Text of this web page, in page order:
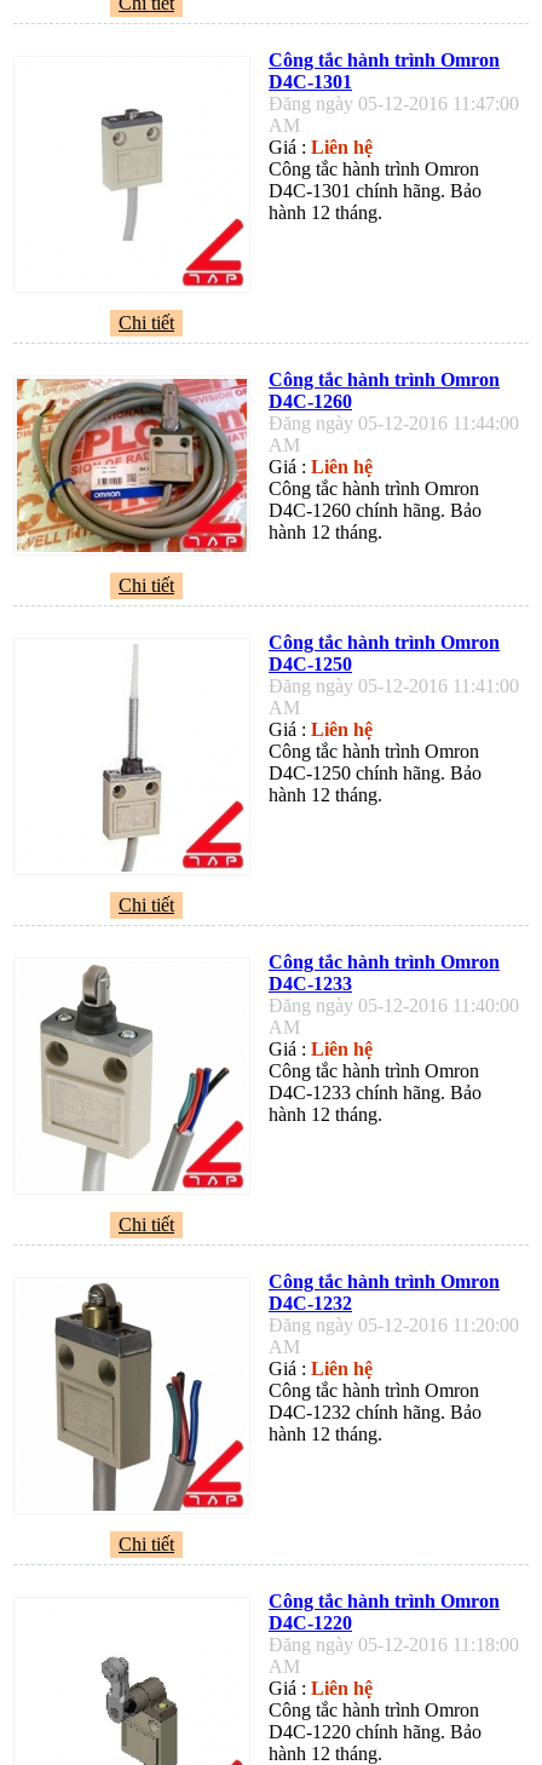
Công tắc hành trình Omron
D4C-1301
Đăng ngày 05-12-2016 11:47:00
AM
Giá : Liên hệ
Công tắc hành trình Omron
D4C-1301 chính hãng. Bảo
hành 12 tháng.
Chi tiết
Công tắc hành trình Omron
D4C-1260
Đăng ngày 05-12-2016 11:44:00
AM
Giá : Liên hệ
Công tắc hành trình Omron
D4C-1260 chính hãng. Bảo
hành 12 tháng.
Chi tiết
Công tắc hành trình Omron
D4C-1250
Đăng ngày 05-12-2016 11:41:00
AM
Giá : Liên hệ
Công tắc hành trình Omron
D4C-1250 chính hãng. Bảo
hành 12 tháng.
Chi tiết
Công tắc hành trình Omron
D4C-1233
Đăng ngày 05-12-2016 11:40:00
AM
Giá : Liên hệ
Công tắc hành trình Omron
D4C-1233 chính hãng. Bảo
hành 12 tháng.
Chi tiết
Công tắc hành trình Omron
D4C-1232
Đăng ngày 05-12-2016 11:20:00
AM
Giá : Liên hệ
Công tắc hành trình Omron
D4C-1232 chính hãng. Bảo
hành 12 tháng.
Chi tiết
Công tắc hành trình Omron
D4C-1220
Đăng ngày 05-12-2016 11:18:00
AM
Giá : Liên hệ
Công tắc hành trình Omron
D4C-1220 chính hãng. Bảo
hành 12 tháng.